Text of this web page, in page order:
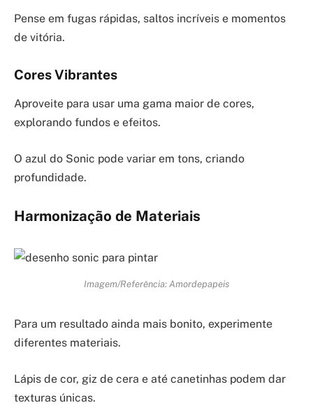
Pense em fugas rápidas, saltos incríveis e momentos
de vitória.
Cores Vibrantes
Aproveite para usar uma gama maior de cores,
explorando fundos e efeitos.
O azul do Sonic pode variar em tons, criando
profundidade.
Harmonização de Materiais
Imagem/Referência: Amordepapeis
Para um resultado ainda mais bonito, experimente
diferentes materiais.
Lápis de cor, giz de cera e até canetinhas podem dar
texturas únicas.